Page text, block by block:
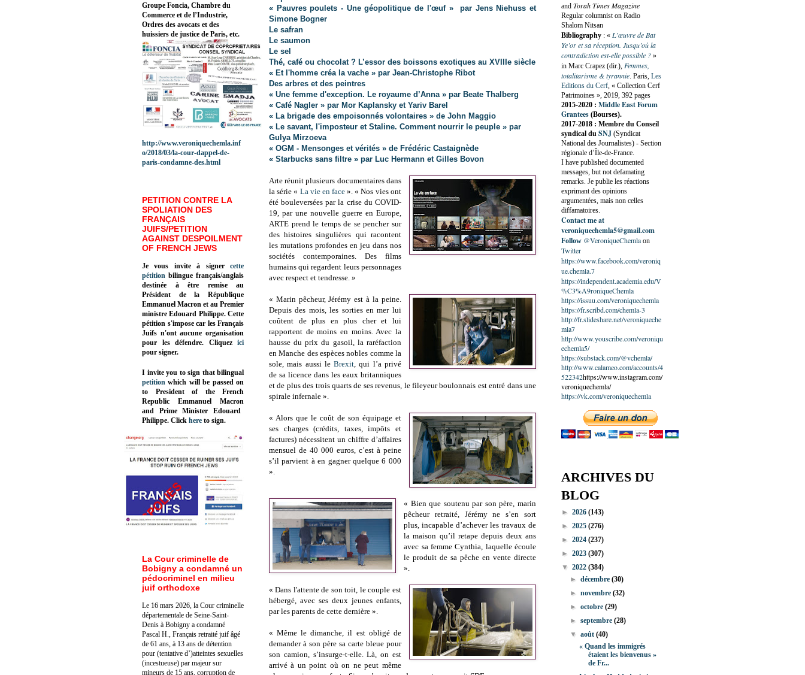
« Pauvres poulets - Une géopolitique de l'œuf »par Jens Niehuss et
Simone Bogner
Le safran
Le saumon
Le sel
Thé, café ou chocolat ? L’essor des boissons exotiques au XVIIIe siècle
« Et l'homme créa la vache » par Jean-Christophe Ribot
Des arbres et des peintres
« Une femme d'exception. Le royaume d’Anna » par Beate Thalberg
« Café Nagler » par Mor Kaplansky et Yariv Barel
« La brigade des empoisonnés volontaires » de John Maggio
« Le savant, l'imposteur et Staline. Comment nourrir le peuple » par
Gulya Mirzoeva
« OGM - Mensonges et vérités » de Frédéric Castaignède
« Starbucks sans filtre » par Luc Hermann et Gilles Bovon
Arte réunit plusieurs documentaires dans
la série « La vie en face ». « Nos vies ont
été bouleversées par la crise du COVID-
19, par une nouvelle guerre en Europe,
ARTE prend le temps de se pencher sur
des histoires singulières qui racontent
les mutations profondes en jeu dans nos
sociétés contemporaines. Des films
humains qui regardent leurs personnages
avec respect et tendresse. »
« Marin pêcheur, Jérémy est à la peine.
Depuis des mois, les sorties en mer lui
coûtent de plus en plus cher et lui
rapportent de moins en moins. Avec la
hausse du prix du gasoil, la raréfaction
en Manche des espèces nobles comme la
sole, mais aussi leBrexit, qui l’a privé
de sa licence dans les eaux britanniques
et de plus des trois quarts de ses revenus, le fileyeur boulonnais est entré dans une
spirale infernale ».
« Alors que le coût de son équipage et
ses charges (crédits, taxes, impôts et
factures) nécessitent un chiffre d’affaires
mensuel de 40 000 euros, c’est à peine
s’il parvient à en gagner quelque 6 000
».
« Bien que soutenu par son père, marin
pêcheur retraité, Jérémy ne s’en sort
plus, incapable d’achever les travaux de
la maison qu’il retape depuis deux ans
avec sa femme Cynthia, laquelle écoule
le produit de sa pêche en vente directe
».
« Dans l'attente de son toit, le couple est
hébergé, avec ses deux jeunes enfants,
par les parents de cette dernière ».
« Même le dimanche, il est obligé de
demander à son père sa carte bleue pour
son camion, s’insurge-t-elle. Là, on est
arrivé à un point où on ne peut même
Groupe Foncia, Chambre du
Commerce et de l’Industrie,
Ordres des avocats et des
huissiers de justice de Paris, etc.
http://www.veroniquechemla.inf
o/2018/03/la-cour-dappel-de-
paris-condamne-des.html
PETITION CONTRE LA
SPOLIATION DES
FRANÇAIS
JUIFS/PETITION
AGAINST DESPOILMENT
OF FRENCH JEWS
Je vous invite à signer cette
pétition bilingue français/anglais
destinée à être remise au
Président de la République
Emmanuel Macron et au Premier
ministre Edouard Philippe. Cette
pétition s'impose car les Français
Juifs n'ont aucune organisation
pour les défendre. Cliquez
ici
pour signer.
I invite you to sign that bilingual
petition which will be passed on
to President of the French
Republic Emmanuel Macron
and Prime Minister Edouard
Philippe. Click here to sign.
La Cour criminelle de
Bobigny a condamné un
pédocriminel en milieu
juif orthodoxe
Le 16 mars 2026, la Cour criminelle
départementale de Seine-Saint-
Denis à Bobigny a condamné
Pascal H., Français retraité juif âgé
de 61 ans, à 13 ans de détention
pour (tentative d’)atteintes sexuelles
(incestueuse) par majeur sur
mineurs de 15 ans, corruption de
and Torah Times Magazine
Regular columnist on Radio
Shalom Nitsan
Bibliography : « L’œuvre de Bat
Ye’or et sa réception. Jusqu’où la
contradiction est-elle possible ? »
in Marc Crapez (dir.), Femmes,
totalitarisme & tyrannie. Paris, Les
Editions du Cerf, « Collection Cerf
Patrimoines », 2019, 392 pages
2015-2020 : Middle East Forum
Grantees (Bourses).
2017-2018 : Membre du Conseil
syndical du SNJ (Syndicat
National des Journalistes) - Section
régionale d’Île-de-France.
I have published documented
messages, but not defamating
remarks. Je publie les réactions
exprimant des opinions
argumentées, mais non celles
diffamatoires.
Contact me at
veroniquechemla5@gmail.com
Follow @VeroniqueChemlaon
Twitter
https://www.facebook.com/veroniq
ue.chemla.7
https://independent.academia.edu/V
%C3%A9roniqueChemla
https://issuu.com/veroniquechemla
https://fr.scribd.com/chemla-3
http://fr.slideshare.net/veroniqueche
mla7
http://www.youscribe.com/veroniqu
echemla5/
https://substack.com/@vchemla/
http://www.calameo.com/accounts/4
522342https://www.instagram.com/
veroniquechemla/
https://vk.com/veroniquechemla
ARCHIVES DU
BLOG
► 2026 (143)
► 2025 (276)
► 2024 (237)
► 2023 (307)
▼ 2022 (384)
►décembre(30)
►novembre(32)
►octobre(29)
►septembre(28)
▼août(40)
« Quand les immigrés
étaient les bienvenus »
de Fr...